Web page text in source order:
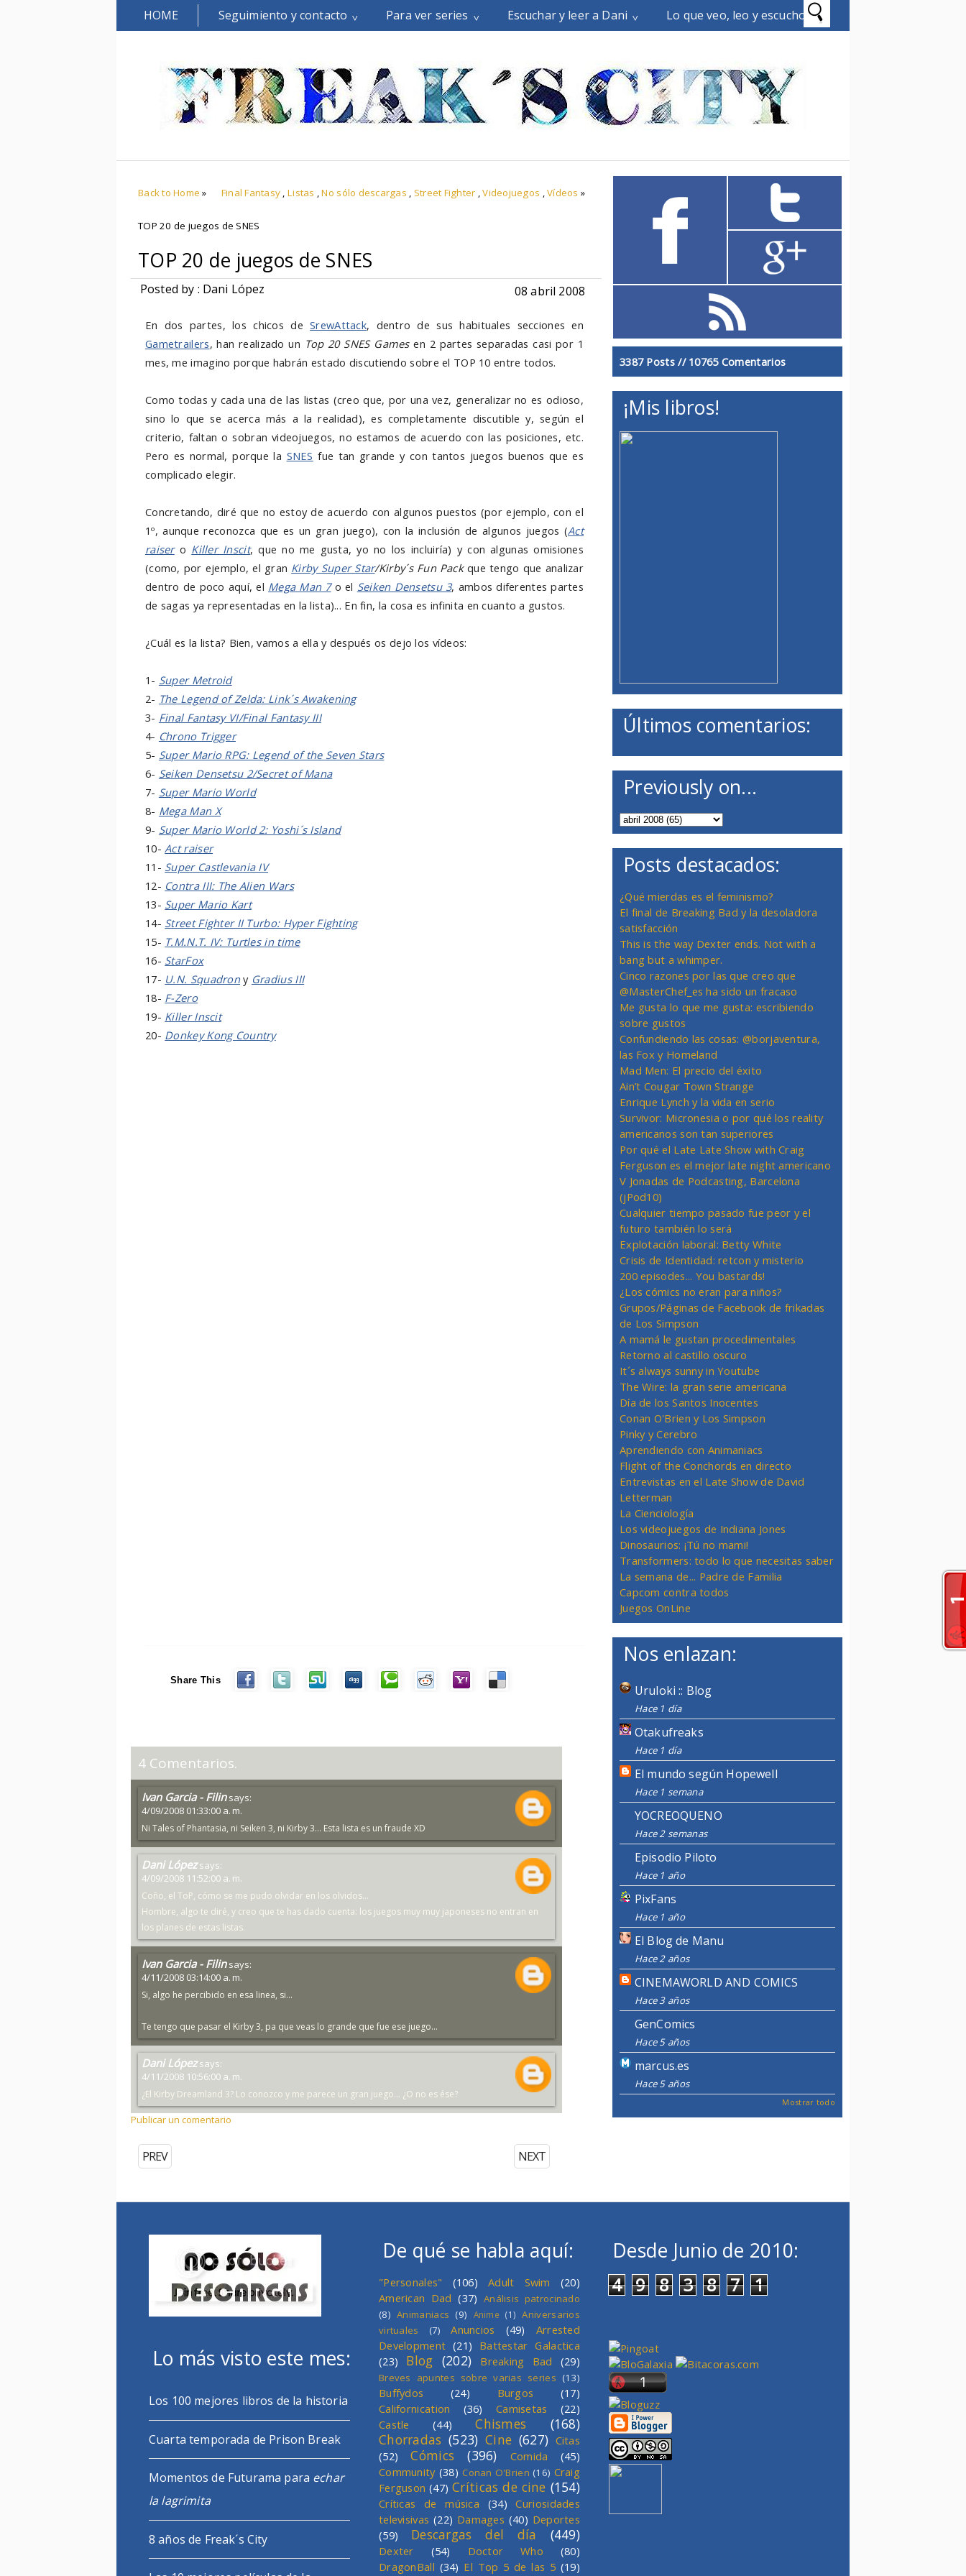
HOME Seguimiento y contacto Para ver series Escuchar y leer a Dani Lo que veo, leo y escucho
Back to Home » Final Fantasy ,Listas ,No sólo descargas , Street Fighter ,Videojuegos ,Vídeos »
TOP 20 de juegos de SNES
TOP 20 de juegos de SNES
Posted by : Dani López 08 abril 2008
En dos partes, los chicos deSrewAttack, dentro de sus habituales secciones en
Gametrailers, han realizado un Top 20 SNES Gamesen 2 partes separadas casi por 1
mes, me imagino porque habrán estado discutiendo sobre el TOP 10 entre todos.
Como todas y cada una de las listas (creo que, por una vez, generalizar no es odioso,
sino lo que se acerca más a la realidad), es completamente discutible y, según el
criterio, faltan o sobran videojuegos, no estamos de acuerdo con las posiciones, etc.
Pero es normal, porque la SNES fue tan grande y con tantos juegos buenos que es
complicado elegir.
Concretando, diré que no estoy de acuerdo con algunos puestos (por ejemplo, con el
1º, aunque reconozca que es un gran juego), con la inclusión de algunos juegos (Act
raisero Killer Inscit, que no me gusta, yo no los incluiría) y con algunas omisiones
(como, por ejemplo, el gran Kirby Super Star/Kirby´s Fun Packque tengo que analizar
dentro de poco aquí, el Mega Man 7o el Seiken Densetsu 3, ambos diferentes partes
de sagas ya representadas en la lista)... En fin, la cosa es infinita en cuanto a gustos.
¿Cuál es la lista? Bien, vamos a ella y después os dejo los vídeos:
1- Super Metroid
2- The Legend of Zelda: Link´s Awakening
3- Final Fantasy VI/Final Fantasy III
4- Chrono Trigger
5- Super Mario RPG: Legend of the Seven Stars
6- Seiken Densetsu 2/Secret of Mana
7- Super Mario World
8- Mega Man X
9- Super Mario World 2: Yoshi´s Island
10-Act raiser
11- Super Castlevania IV
12- Contra III: The Alien Wars
13- Super Mario Kart
14- Street Fighter II Turbo: Hyper Fighting
15- T.M.N.T. IV: Turtles in time
16- StarFox
17- U.N. Squadrony Gradius III
18- F-Zero
19- Killer Inscit
20- Donkey Kong Country
Share This
4 Comentarios.
Ivan Garcia - Filin says:
4/09/2008 01:33:00 a. m.
Ni Tales of Phantasia, ni Seiken 3, ni Kirby 3... Esta lista es un fraude XD
Dani López says:
4/09/2008 11:52:00 a. m.
Coño, el ToP, cómo se me pudo olvidar en los olvidos...
Hombre, algo te diré, y creo que te has dado cuenta: los juegos muy muy japoneses no entran en
los planes de estas listas.
Ivan Garcia - Filin says:
4/11/2008 03:14:00 a. m.
Si, algo he percibido en esa linea, si...
Te tengo que pasar el Kirby 3, pa que veas lo grande que fue ese juego...
Dani López says:
4/11/2008 10:56:00 a. m.
¿El Kirby Dreamland 3? Lo conozco y me parece un gran juego... ¿O no es ése?
Publicar un comentario
NEXT
PREV
3387 Posts // 10765 Comentarios
¡Mis libros!
Últimos comentarios:
Previously on...
Posts destacados:
¿Qué mierdas es el feminismo?
El final de Breaking Bad y la desoladora
satisfacción
This is the way Dexter ends. Not with a
bang but a whimper.
Cinco razones por las que creo que
@MasterChef_es ha sido un fracaso
Me gusta lo que me gusta: escribiendo
sobre gustos
Confundiendo las cosas: @borjaventura,
las Fox y Homeland
Mad Men: El precio del éxito
Ain’t Cougar Town Strange
Enrique Lynch y la vida en serio
Survivor: Micronesia o por qué los reality
americanos son tan superiores
Por qué el Late Late Show with Craig
Ferguson es el mejor late night americano
V Jonadas de Podcasting, Barcelona
(jPod10)
Cualquier tiempo pasado fue peor y el
futuro también lo será
Explotación laboral: Betty White
Crisis de Identidad: retcon y misterio
200 episodes... You bastards!
¿Los cómics no eran para niños?
Grupos/Páginas de Facebook de frikadas
de Los Simpson
A mamá le gustan procedimentales
Retorno al castillo oscuro
It´s always sunny in Youtube
The Wire: la gran serie americana
Día de los Santos Inocentes
Conan O'Brien y Los Simpson
Pinky y Cerebro
Aprendiendo con Animaniacs
Flight of the Conchords en directo
Entrevistas en el Late Show de David
Letterman
La Cienciología
Los videojuegos de Indiana Jones
Dinosaurios: ¡Tú no mami!
Transformers: todo lo que necesitas saber
La semana de... Padre de Familia
Capcom contra todos
Juegos OnLine
Nos enlazan:
Uruloki :: Blog
Hace 1 día
Otakufreaks
Hace 1 día
El mundo según Hopewell
Hace 1 semana
YOCREOQUENO
Hace 2 semanas
Episodio Piloto
Hace 1 año
PixFans
Hace 1 año
El Blog de Manu
Hace 2 años
CINEMAWORLD AND COMICS
Hace 3 años
GenComics
Hace 5 años
marcus.es
Hace 5 años
Mostrar todo
Lo más visto este mes:
Los 100 mejores libros de la historia
Cuarta temporada de Prison Break
Momentos de Futurama para echar
la lagrimita
8 años de Freak´s City
De qué se habla aquí:
"Personales" (106) Adult Swim
(20)
American Dad (37) Análisis patrocinado
(8) Animaniacs (9) Anime (1) Aniversarios
virtuales
(7) Anuncios (49)
Arrested
Development (21) Battestar Galactica
(23)
Blog (202) Breaking Bad (29)
Breves apuntes sobre varias series (13)
Buffydos (24) Burgos
(17)
Californication
(36) Camisetas
(22)
Castle
(44) Chismes
(168)
Chorradas (523) Cine (627) Citas
(52)
Cómics (396) Comida
(45)
Community (38) Conan O'Brien (16) Craig
Ferguson (47) Críticas de cine (154)
Críticas de música (34)
Curiosidades
televisivas (22) Damages (40) Deportes
(59)
Descargas del día (449)
Dexter (54) Doctor Who
(80)
DragonBall (34) El Top 5 de las 5 (19)
Desde Junio de 2010:
4 9 8 3 8 7 1